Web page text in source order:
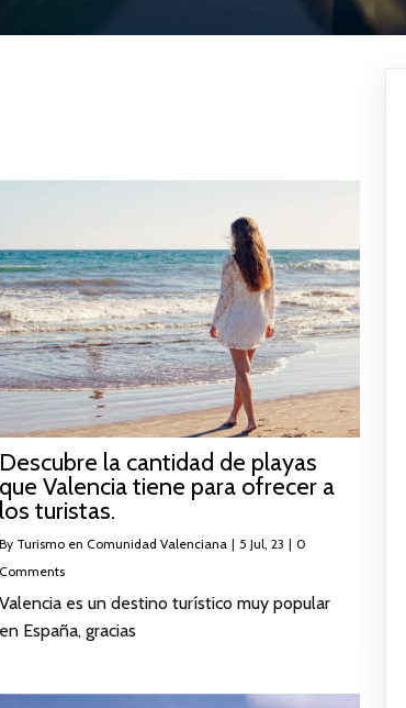
Descubre la cantidad de playas
que Valencia tiene para ofrecer a
los turistas.
By Turismo en Comunidad Valenciana | 5 Jul, 23 | 0
Comments
Valencia es un destino turístico muy popular
en España, gracias